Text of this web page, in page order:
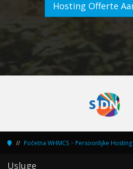
Hosting Offerte
Početna WHMCS > Persoonlijke Hosting
Usluge